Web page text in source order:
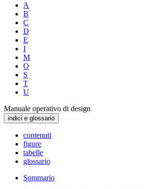
A
B
C
D
E
I
M
O
S
T
U
Manuale operativo di design
indici e glossario
contenuti
figure
tabelle
glossario
Sommario